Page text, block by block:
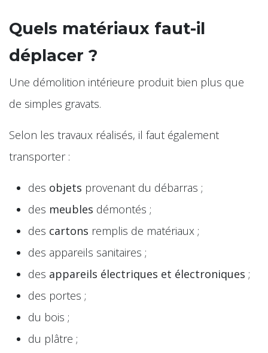
Quels matériaux faut-il
déplacer ?
Une démolition intérieure produit bien plus que
de simples gravats.
Selon les travaux réalisés, il faut également
transporter :
des objets provenant du débarras ;
des meubles démontés ;
des cartons remplis de matériaux ;
des appareils sanitaires ;
des appareils électriques et électroniques ;
des portes ;
du bois ;
du plâtre ;